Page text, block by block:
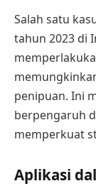
Salah satu
tahun 2023 di
penipuan. Ini
berpengaruh
memperkuat
Aplikasi